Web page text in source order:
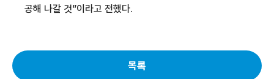
공해 나갈 것”이라고 전했다.
목록